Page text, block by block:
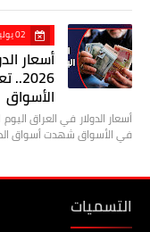
02 يوليو 2026
الأسواق
في الأسواق شهدت أسواق
التسميات